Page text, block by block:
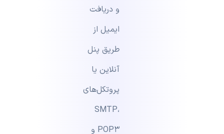
و دریافت
ایمیل از
طریق پنل
آنلاین یا
پروتکل‌های
SMTP،
POP3 و